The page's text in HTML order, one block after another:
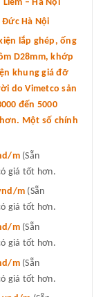
– Hà Nội
Hà Nội
lắp ghép, ống
D28mm, khớp
khung giá đỡ
do Vimetco sản
đến 5000
hơn. Một số chính
/m (Sẵn
giá tốt hơn.
m (Sẵn
giá tốt hơn.
m (Sẵn
giá tốt hơn.
m (Sẵn
giá tốt hơn.